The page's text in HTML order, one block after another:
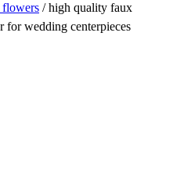
/ high quality faux
wedding centerpieces